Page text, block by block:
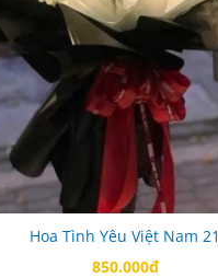
Hoa Tình Yêu Việt Nam 21
850.000đ